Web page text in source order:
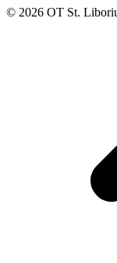
© 2026 OT St.